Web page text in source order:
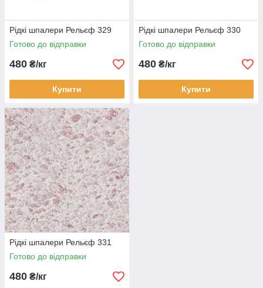
Рідкі шпалери Рельєф 329
Готово до відправки
480 ₴/кг
Купити
Рідкі шпалери Рельєф 330
Готово до відправки
480 ₴/кг
Купити
Рідкі шпалери Рельєф 331
Готово до відправки
480 ₴/кг